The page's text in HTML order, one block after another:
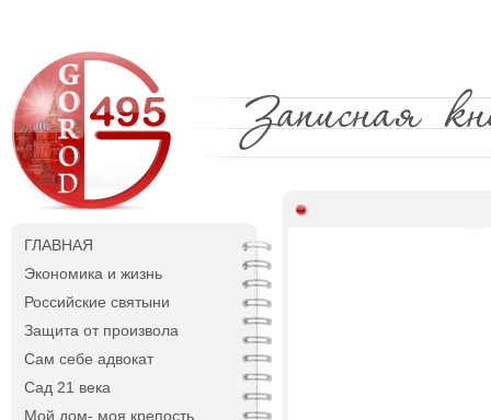
ГЛАВНАЯ
Экономика и жизнь
Российские святыни
Защита от произвола
Сам себе адвокат
Сад 21 века
Мой дом- моя крепость